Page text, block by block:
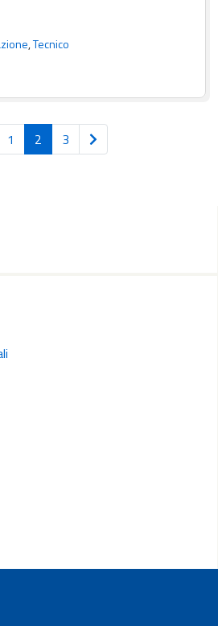
,Tecnico
Pagina
1 Pagina
2 Pagina
3